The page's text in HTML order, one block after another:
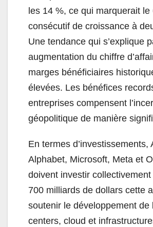
les 14 %, ce qui marquerait
consécutif de croissance à
Une tendance qui s’explique
augmentation du chiffre
marges bénéficiaires
élevées. Les bénéfices
entreprises compensent
géopolitique de manière
En termes d’investissements,
Alphabet, Microsoft, Meta et
doivent investir
700 milliards de dollars cette
soutenir le développement de
centers, cloud et